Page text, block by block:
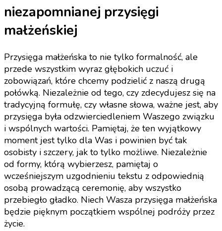
niezapomnianej przysięgi
małżeńskiej
Przysięga małżeńska to nie tylko formalność, ale
przede wszystkim wyraz głębokich uczuć i
zobowiązań, które chcemy podzielić z naszą drugą
połówką. Niezależnie od tego, czy zdecydujesz się na
tradycyjną formułę, czy własne słowa, ważne jest, aby
przysięga była odzwierciedleniem Waszego związku
i wspólnych wartości. Pamiętaj, że ten wyjątkowy
moment jest tylko dla Was i powinien być tak
osobisty i szczery, jak to tylko możliwe. Niezależnie
od formy, którą wybierzesz, pamiętaj o
wcześniejszym uzgodnieniu tekstu z odpowiednią
osobą prowadzącą ceremonię, aby wszystko
przebiegło gładko. Niech Wasza przysięga małżeńska
będzie pięknym początkiem wspólnej podróży przez
życie.